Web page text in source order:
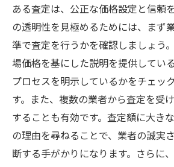
ある査定は、公正な価格設定と信頼
の透明性を見極めるためには、まず
準で査定を行うかを確認しましょう
場価格を基にした説明を提供してい
プロセスを明示しているかをチェッ
す。また、複数の業者から査定を受
することも有効です。査定額に大き
の理由を尋ねることで、業者の誠実
断する手がかりになります。さらに